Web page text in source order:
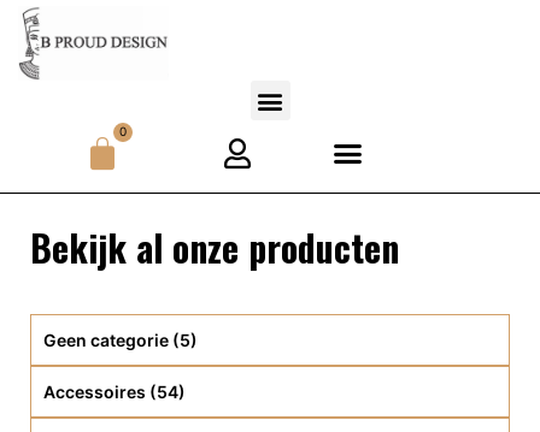
0
Bekijk al onze producten
Geen categorie (5)
Accessoires (54)